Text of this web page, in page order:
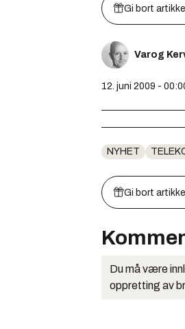
Gi bort
Varog
12. juni 2009 -
NYHET
Gi bort
Du må være
oppretting av